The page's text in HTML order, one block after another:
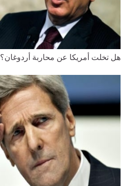
هل تخلت أمريكا عن محاربة أردوغان؟